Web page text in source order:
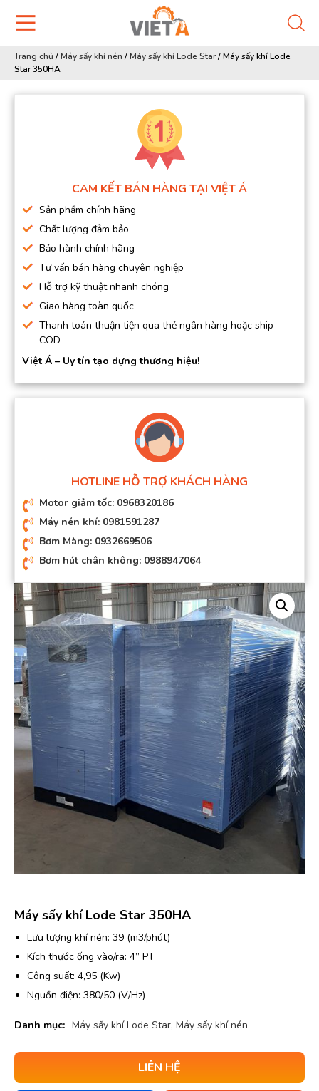
Trang chủ /Máy sấy khí nén /Máy sấy khí Lode Star/Máy sấy khí Lode
Star 350HA
CAM KẾT BÁN HÀNG TẠI VIỆT Á
Sản phẩm chính hãng
Chất lượng đảm bảo
Bảo hành chính hãng
Tư vấn bán hàng chuyên nghiệp
Hỗ trợ kỹ thuật nhanh chóng
Giao hàng toàn quốc
Thanh toán thuận tiện qua thẻ ngân hàng hoặc ship
COD
Việt Á – Uy tín tạo dựng thương hiệu!
HOTLINE HỖ TRỢ KHÁCH HÀNG
Motor giảm tốc: 0968320186
Máy nén khí: 0981591287
Bơm Màng: 0932669506
Bơm hút chân không: 0988947064
Máy sấy khí Lode Star 350HA
Lưu lượng khí nén: 39 (m3/phút)
Kích thước ống vào/ra: 4” PT
Công suất: 4,95 (Kw)
Nguồn điện: 380/50 (V/Hz)
Danh mục: Máy sấy khí Lode Star, Máy sấy khí nén
LIÊN HỆ